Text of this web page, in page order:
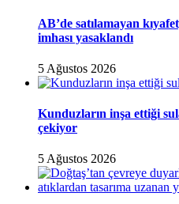
AB’de satılamayan
imhası yasaklandı
5 Ağustos 2026
Kunduzların inşa ettiği
çekiyor
5 Ağustos 2026